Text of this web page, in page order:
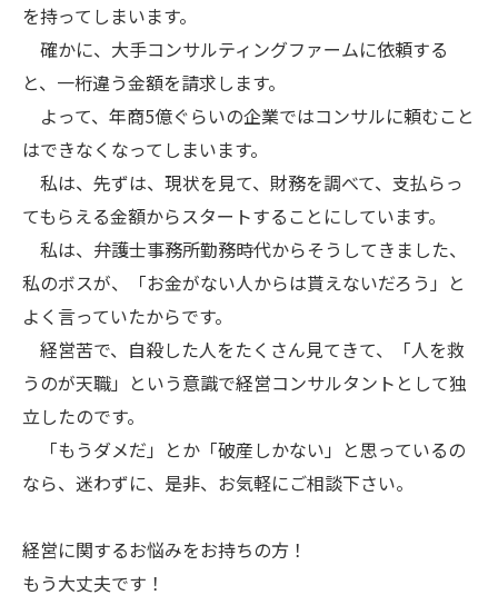
を持ってしまいます。
確かに、大手コンサルティングファームに依頼する
と、一桁違う金額を請求します。
よって、年商5億ぐらいの企業ではコンサルに頼むこと
はできなくなってしまいます。
私は、先ずは、現状を見て、財務を調べて、支払らっ
てもらえる金額からスタートすることにしています。
私は、弁護士事務所勤務時代からそうしてきました、
私のボスが、「お金がない人からは貰えないだろう」と
よく言っていたからです。
経営苦で、自殺した人をたくさん見てきて、「人を救
うのが天職」という意識で経営コンサルタントとして独
立したのです。
「もうダメだ」とか「破産しかない」と思っているの
なら、迷わずに、是非、お気軽にご相談下さい。
経営に関するお悩みをお持ちの方！
もう大丈夫です！